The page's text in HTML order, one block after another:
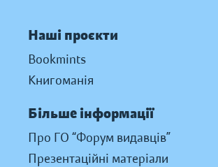
Наші проєкти
Bookmints
Книгоманія
Більше інформації
Про ГО “Форум видавців”
Презентаційні матеріали